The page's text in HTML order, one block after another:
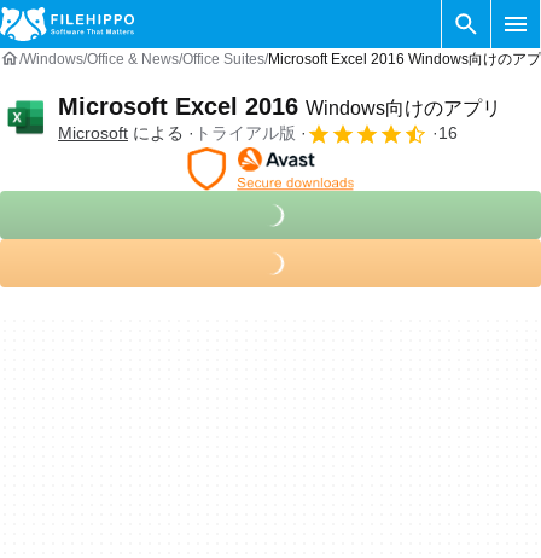
Windows Office & News Office Suites Microsoft Excel 2016 Windows向けのア
Microsoft Excel 2016 Windows向けのアプリ
Microsoft による トライアル版 16